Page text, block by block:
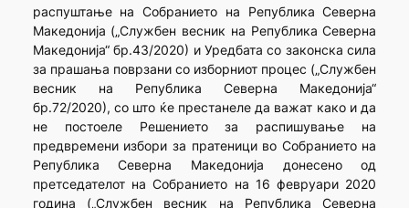
распуштање на Собранието на Република Северна
Македонија („Службен весник на Република Северна
Македонија“ бр.43/2020) и Уредбата со законска сила
за прашања поврзани со изборниот процес („Службен
весник на Република Северна Македонија“
бр.72/2020), со што ќе престанеле да важат како и да
не постоеле Решението за распишување на
предвремени избори за пратеници во Собранието на
Република Северна Македонија донесено од
претседателот на Собранието на 16 февруари 2020
година („Службен весник на Република Северна